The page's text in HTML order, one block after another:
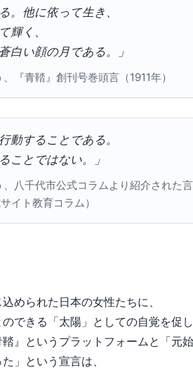
。他に依って生き、
輝く、
白い顔の月である。」
『青鞜』創刊号巻頭言（1911年）
動することである。
ことではない。」
八千代市公式コラムより紹介された
イト教育コラム）
められた日本の女性たちに、
できる「太陽」としての自覚を促
』というプラットフォームと「元
」という宣言は、